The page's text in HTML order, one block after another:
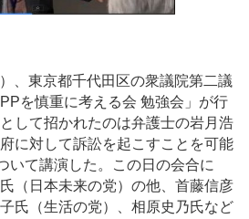
、東京都千代田区の衆議院第二議
を慎重に考える会 勉強会」が行
して招かれたのは弁護士の岩月浩
に対して訴訟を起こすことを可能
いて講演した。この日の会合に
（日本未来の党）の他、首藤信彦
氏（生活の党）、相原史乃氏など